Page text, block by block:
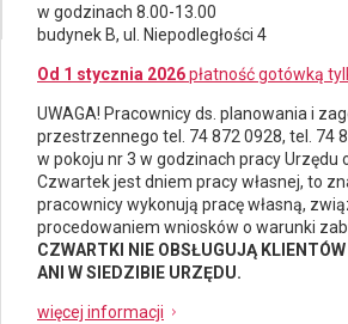
w godzinach 8.00-13.00
budynek B, ul. Niepodległości 4
Od 1 stycznia 2026płatność gotówką
UWAGA! Pracownicy ds. planowania i
przestrzennego tel. 74 872 0928, tel. 74
w pokoju nr 3 w godzinach pracy Urzędu
Czwartek jest dniem pracy własnej, to
pracownicy wykonują pracę własną,
procedowaniem wniosków o warunki
CZWARTKI NIE OBSŁUGUJĄ
ANI W SIEDZIBIE URZĘDU.
więcej informacji